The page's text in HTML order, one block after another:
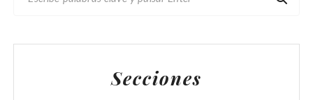
C
Secciones